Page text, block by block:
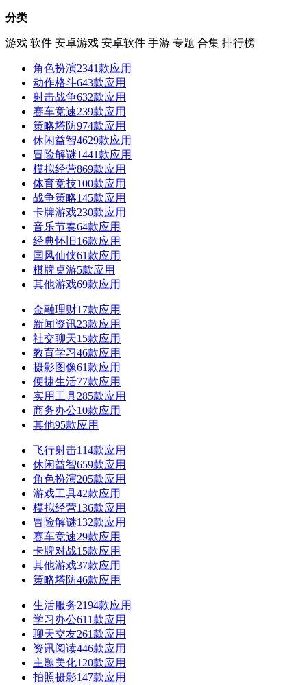
分类
游戏 软件 安卓游戏 安卓软件 手游 专题 合集 排行榜
角色扮演2341款应用
动作格斗643款应用
射击战争632款应用
赛车竞速239款应用
策略塔防974款应用
休闲益智4629款应用
冒险解谜1441款应用
模拟经营869款应用
体育竞技100款应用
战争策略145款应用
卡牌游戏230款应用
音乐节奏64款应用
经典怀旧 16款应用
国风仙侠61款应用
棋牌桌游5款应用
其他游戏69款应用
金融理财17款应用
新闻资讯23款应用
社交聊天15款应用
教育学习46款应用
摄影图像61款应用
便捷生活77款应用
实用工具285款应用
商务办公10款应用
其他95款应用
飞行射击114款应用
休闲益智659款应用
角色扮演205款应用
游戏工具42款应用
模拟经营136款应用
冒险解谜132款应用
赛车竞速29款应用
卡牌对战15款应用
其他游戏37款应用
策略塔防46款应用
生活服务2194款应用
学习办公611款应用
聊天交友261款应用
资讯阅读446款应用
主题美化120款应用
拍照摄影147款应用